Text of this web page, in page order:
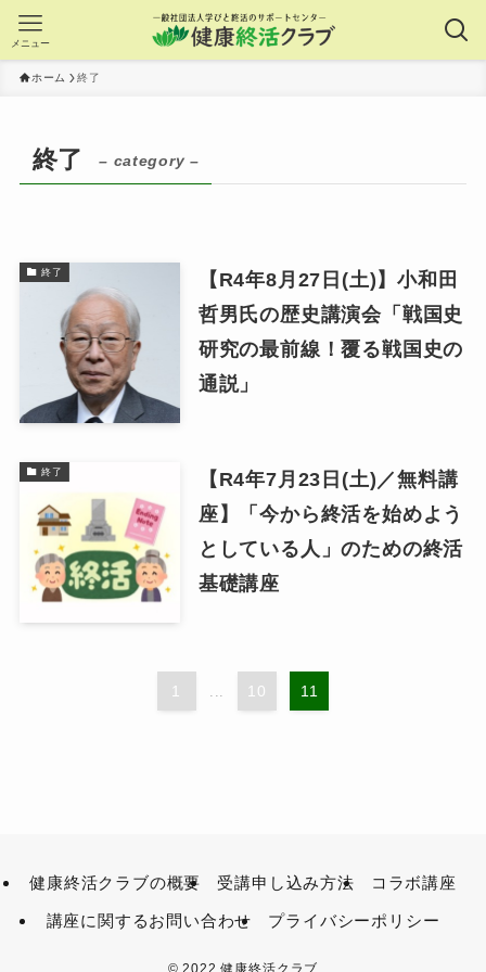
メニュー
ホーム 終了
終了 – category –
終了
【R4年8月27日(土)】小和田
哲男氏の歴史講演会「戦国史
研究の最前線！覆る戦国史の
通説」
終了
【R4年7月23日(土)／無料講
座】「今から終活を始めよう
としている人」のための終活
基礎講座
1 10 11
健康終活クラブの概要 受講申し込み方法 コラボ講座
講座に関するお問い合わせ プライバシーポリシー